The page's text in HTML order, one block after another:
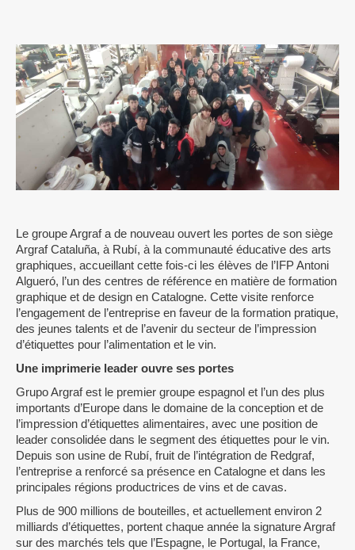
Le groupe Argraf a de nouveau ouvert les portes de son siège
Argraf Cataluña, à Rubí, à la communauté éducative des arts
graphiques, accueillant cette fois-ci les élèves de l’IFP Antoni
Algueró, l’un des centres de référence en matière de formation
graphique et de design en Catalogne. Cette visite renforce
l’engagement de l’entreprise en faveur de la formation pratique,
des jeunes talents et de l’avenir du secteur de l’impression
d’étiquettes pour l’alimentation et le vin.
Une imprimerie leader ouvre ses portes
Grupo Argraf est le premier groupe espagnol et l’un des plus
importants d’Europe dans le domaine de la conception et de
l’impression d’étiquettes alimentaires, avec une position de
leader consolidée dans le segment des étiquettes pour le vin.
Depuis son usine de Rubí, fruit de l’intégration de Redgraf,
l’entreprise a renforcé sa présence en Catalogne et dans les
principales régions productrices de vins et de cavas.
Plus de 900 millions de bouteilles, et actuellement environ 2
milliards d’étiquettes, portent chaque année la signature Argraf
sur des marchés tels que l’Espagne, le Portugal, la France,